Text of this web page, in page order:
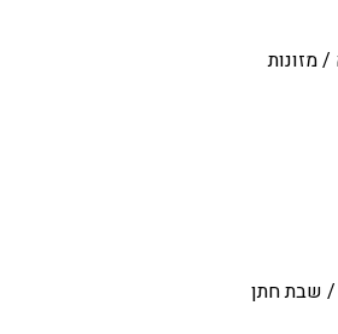
מזונות
/ שבת חתן